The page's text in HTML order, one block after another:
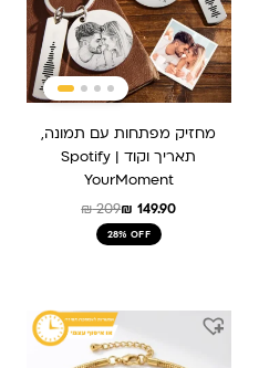
מחזיק מפתחות עם תמונה,
תאריך וקוד Spotify |
YourMoment
₪209₪ 149.90
28% OFF